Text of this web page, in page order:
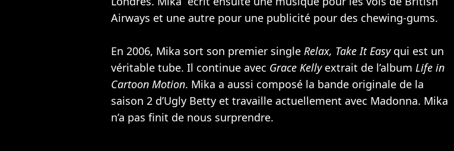
Airways et une autre pour une publicité pour des chewing-gums.
En 2006, Mika sort son premier single Relax, Take It Easyqui est un
véritable tube. Il continue avec Grace Kellyextrait de l’album Life in
Cartoon Motion. Mika a aussi composé la bande originale de la
saison 2 d’Ugly Betty et travaille actuellement avec Madonna. Mika
n’a pas finit de nous surprendre.